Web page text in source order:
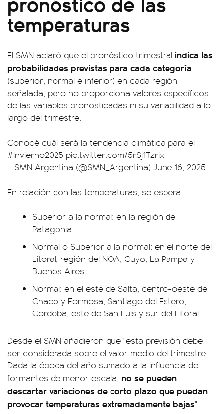
temperaturas
El SMN aclaró que el pronóstico trimestral indica las
probabilidades previstas para cada categoría
(superior, normal e inferior) en cada región
señalada, pero no proporciona valores específicos
de las variables pronosticadas ni su variabilidad a lo
largo del trimestre.
Conocé cuál será la tendencia climática para el
#Invierno2025 pic.twitter.com/5rSj1Tzrix
— SMN Argentina (@SMN_Argentina) June 16, 2025
En relación con las temperaturas, se espera:
Superior a la normal: en la región de
Patagonia.
Normal o Superior a la normal: en el norte del
Litoral, región del NOA, Cuyo, La Pampa y
Buenos Aires.
Normal: en el este de Salta, centro-oeste de
Chaco y Formosa, Santiago del Estero,
Córdoba, este de San Luis y sur del Litoral.
Desde el SMN añadieron que "esta previsión debe
ser considerada sobre el valor medio del trimestre.
Dada la época del año sumado a la influencia de
formantes de menor escala, no se pueden
descartar variaciones de corto plazo que puedan
provocar temperaturas extremadamente bajas".